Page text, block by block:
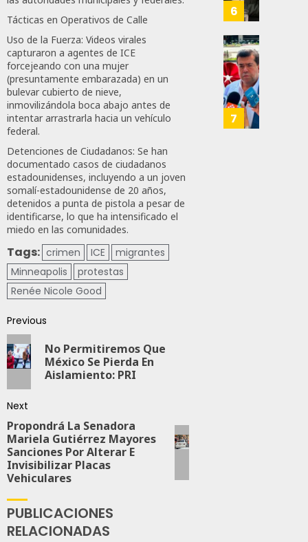
Tácticas en Operativos de Calle
Uso de la Fuerza: Videos virales
capturaron a agentes de ICE
forcejeando con una mujer
(presuntamente embarazada) en un
bulevar cubierto de nieve,
inmovilizándola boca abajo antes de
intentar arrastrarla hacia un vehículo
federal.
Detenciones de Ciudadanos: Se han
documentado casos de ciudadanos
estadounidenses, incluyendo a un joven
somalí-estadounidense de 20 años,
detenidos a punta de pistola a pesar de
identificarse, lo que ha intensificado el
miedo en las comunidades.
Tags: crimen ICE
migrantes
Minneapolis
protestas
Renée Nicole Good
Previous
No Permitiremos Que
México Se Pierda En
Aislamiento: PRI
Next
Propondrá La Senadora
Mariela Gutiérrez Mayores
Sanciones Por Alterar E
Invisibilizar Placas
Vehiculares
PUBLICACIONES
RELACIONADAS
6
7